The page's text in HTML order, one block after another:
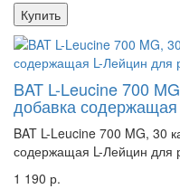
Купить
BAT L-Leucine 700
добавка
BAT L-Leucine 700 MG, 30
содержащая L-Лейцин для
1 190 р.